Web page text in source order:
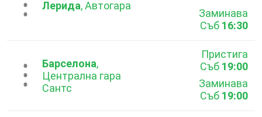
Лерида, Автогара
Заминава
Съб 16:30
...Барселона,
Централна гара
Сантс
Пристига
Съб 19:00
Заминава
Съб 19:00